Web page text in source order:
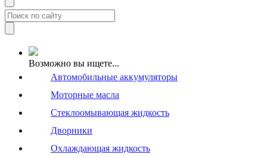
Возможно вы ищете...
Автомобильные аккумуляторы
Моторные масла
Стеклоомывающая жидкость
Дворники
Охлаждающая жидкость